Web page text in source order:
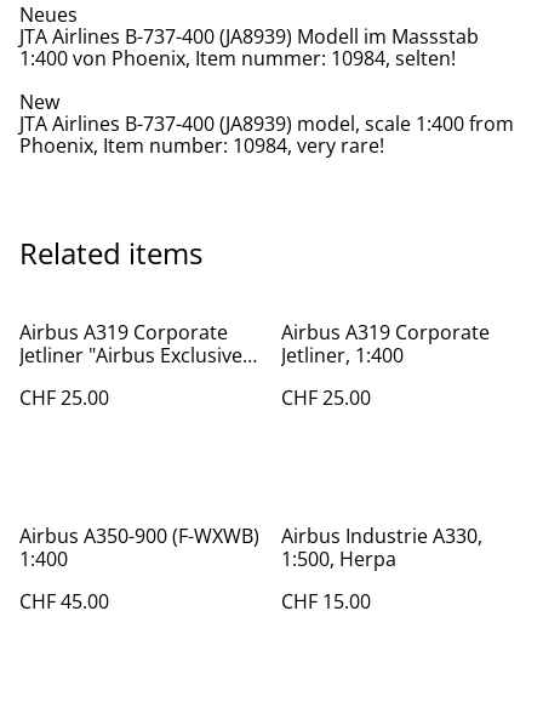
Neues
JTA Airlines B-737-400 (JA8939) Modell im Massstab
1:400 von Phoenix, Item nummer: 10984, selten!
New
JTA Airlines B-737-400 (JA8939) model, scale 1:400 from
Phoenix, Item number: 10984, very rare!
Related items
Airbus A319 Corporate
Jetliner "Airbus Exclusive
CHF 25.00
Airbus A319 Corporate
Jetliner, 1:400
CHF 25.00
Airbus A350-900 (F-WXWB)
1:400
CHF 45.00
Airbus Industrie A330,
1:500, Herpa
CHF 15.00